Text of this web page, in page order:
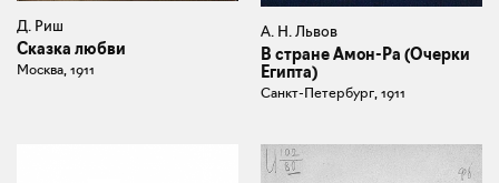
Д. Риш
Сказка любви
Москва, 1911
А. Н. Львов
В стране Амон-Ра (Очерки
Египта)
Санкт-Петербург, 1911